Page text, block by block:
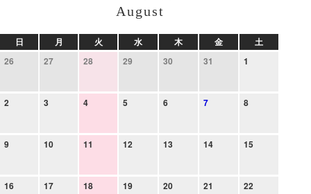
August
日 月 火 水 木 金
土
26
27 28 29 30 31 1
2 3 4 5 6 7 8
9 10 11 12 13 14 15
16 17 18 19 20 21 22